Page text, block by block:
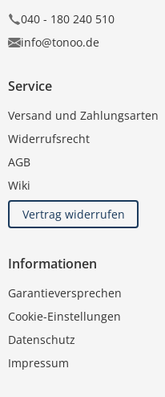
040 - 180 240 510
info@tonoo.de
Service
Versand und Zahlungsarten
Widerrufsrecht
AGB
Wiki
Vertrag widerrufen
Informationen
Garantieversprechen
Cookie-Einstellungen
Datenschutz
Impressum